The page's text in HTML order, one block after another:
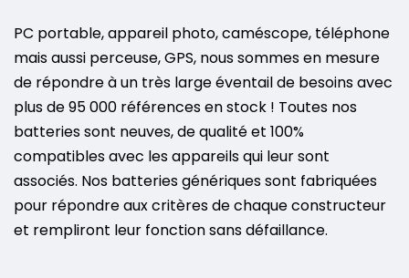
PC portable, appareil photo, caméscope, téléphone
mais aussi perceuse, GPS, nous sommes en mesure
de répondre à un très large éventail de besoins avec
plus de 95 000 références en stock ! Toutes nos
batteries sont neuves, de qualité et 100%
compatibles avec les appareils qui leur sont
associés. Nos batteries génériques sont fabriquées
pour répondre aux critères de chaque constructeur
et rempliront leur fonction sans défaillance.